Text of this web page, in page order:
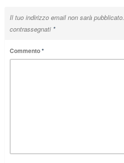
Il tuo indirizzo email non sarà pubblicato.
contrassegnati *
Commento*